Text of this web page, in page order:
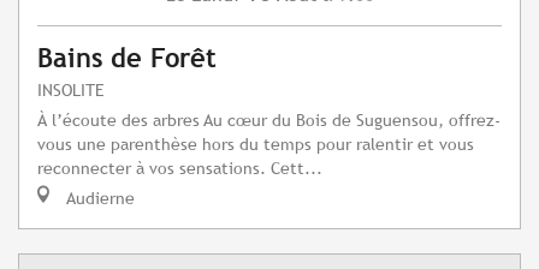
Bains de Forêt
INSOLITE
À l’écoute des arbres Au cœur du Bois de Suguensou, offrez-
vous une parenthèse hors du temps pour ralentir et vous
reconnecter à vos sensations. Cett...
Audierne